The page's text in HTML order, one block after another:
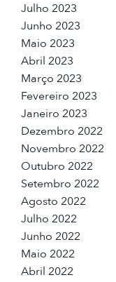
Julho 2023
Junho 2023
Maio 2023
Abril 2023
Março 2023
Fevereiro 2023
Janeiro 2023
Dezembro 2022
Novembro 2022
Outubro 2022
Setembro 2022
Agosto 2022
Julho 2022
Junho 2022
Maio 2022
Abril 2022